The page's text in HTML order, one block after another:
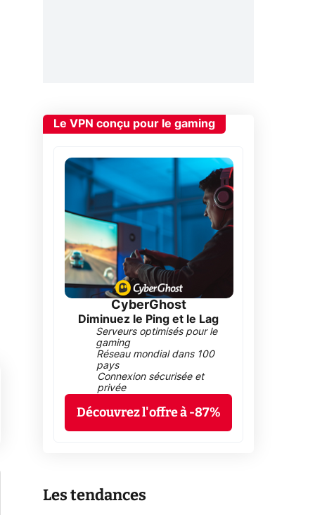
Le VPN conçu pour le gaming
CyberGhost
Diminuez le Ping et le Lag
Serveurs optimisés pour le
gaming
Réseau mondial dans 100
pays
Connexion sécurisée et
privée
Découvrez l'offre à -87%
Les tendances